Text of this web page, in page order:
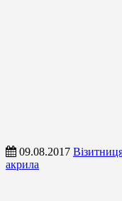
09.08.2017
акрила